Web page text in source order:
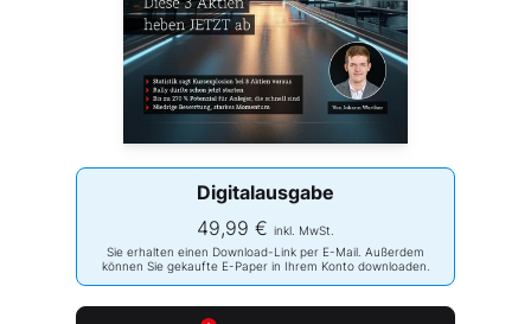
Digitalausgabe
49,99 € inkl. MwSt.
Sie erhalten einen Download-Link per E-Mail. Außerdem
können Sie gekaufte E-Paper in Ihrem Konto downloaden.